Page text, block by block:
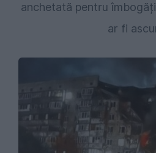
anchetată pentru
ar fi